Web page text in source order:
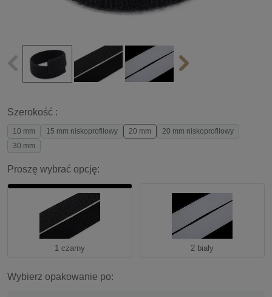
Szerokość :
10 mm 15 mm niskoprofilowy 20 mm
20 mm niskoprofilowy
30 mm
Proszę wybrać opcję:
1 czarny 2 biały
Wybierz opakowanie po: